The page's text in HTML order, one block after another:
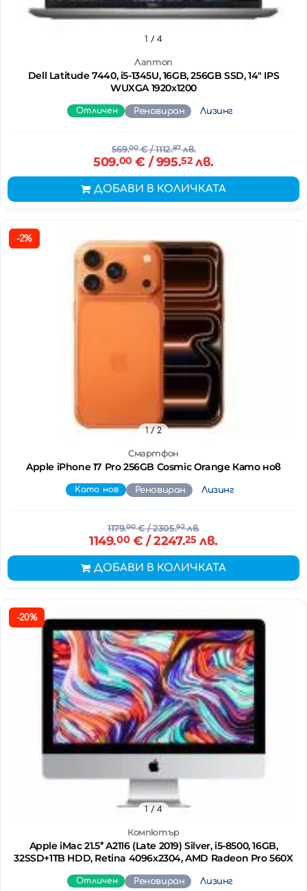
Лаптоп
Dell Latitude 7440, i5-1345U, 16GB, 256GB SSD, 14" IPS
WUXGA 1920x1200
1 / 4
Отличен Реновиран Лизинг
569.00€/ 1112.87лв.
509.00€ / 995.52лв.
ДОБАВИ В КОЛИЧКАТА
-2%
Смартфон
Apple iPhone 17 Pro 256GB Cosmic Orange Като нов
1/ 2
Като нов Реновиран Лизинг
1179.00€/ 2305.92лв.
1149.00€ / 2247.25лв.
ДОБАВИ В КОЛИЧКАТА
-20%
Компютър
Apple iMac 21.5’’ A2116 (Late 2019) Silver, i5-8500, 16GB,
32SSD+1TB HDD, Retina 4096x2304, AMD Radeon Pro 560X
1 / 4
Отличен Реновиран Лизинг